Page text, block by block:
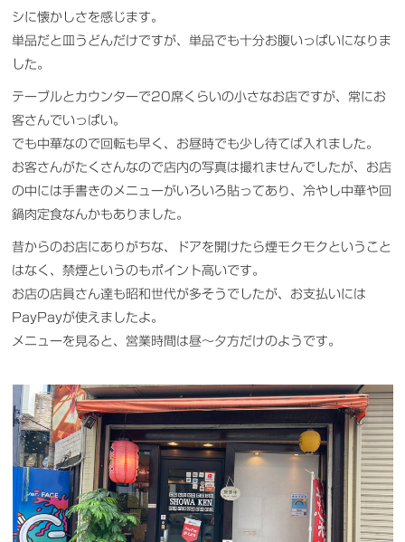
シに懐かしさを感じます。
単品だと皿うどんだけですが、単品でも十分お腹いっぱいになりま
した。
テーブルとカウンターで20席くらいの小さなお店ですが、常にお
客さんでいっぱい。
でも中華なので回転も早く、お昼時でも少し待てば入れました。
お客さんがたくさんなので店内の写真は撮れませんでしたが、お店
の中には手書きのメニューがいろいろ貼ってあり、冷やし中華や回
鍋肉定食なんかもありました。
昔からのお店にありがちな、ドアを開けたら煙モクモクということ
はなく、禁煙というのもポイント高いです。
お店の店員さん達も昭和世代が多そうでしたが、お支払いには
PayPayが使えましたよ。
メニューを見ると、営業時間は昼〜夕方だけのようです。